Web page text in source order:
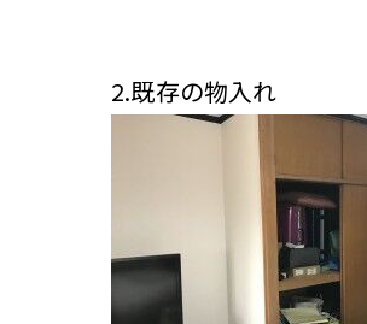
2.既存の物入れ